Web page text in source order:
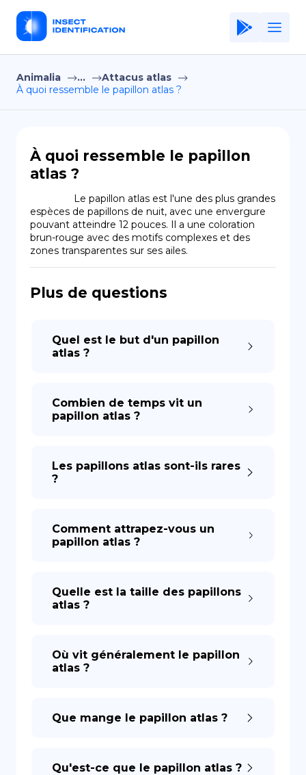
Home
Application
Terms of Use
Privacy Policy
FR
EN
ES
DE
Copiright © Niro ID
Animalia ...
Attacus atlas
À quoi ressemble le papillon atlas ?
À quoi ressemble le papillon
atlas ?
espèces de papillons de nuit, avec une envergure
pouvant atteindre 12 pouces. Il a une coloration
brun-rouge avec des motifs complexes et des
zones transparentes sur ses ailes.
Plus de questions
Quel est le but d'un papillon
atlas ?
Combien de temps vit un
papillon atlas ?
Les papillons atlas sont-ils rares
?
Comment attrapez-vous un
papillon atlas ?
Quelle est la taille des papillons
atlas ?
Où vit généralement le papillon
atlas ?
Que mange le papillon atlas ?
Qu'est-ce que le papillon atlas ?